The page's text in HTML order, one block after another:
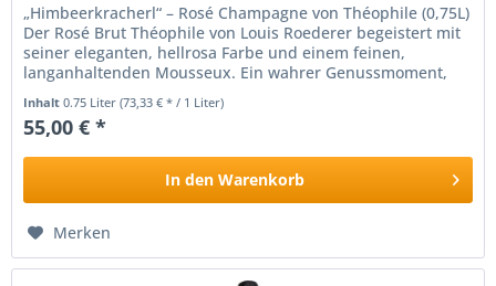
„Himbeerkracherl“ – Rosé Champagne von Théophile (0,75L)
Der Rosé Brut Théophile von Louis Roederer begeistert mit
seiner eleganten, hellrosa Farbe und einem feinen,
langanhaltenden Mousseux. Ein wahrer Genussmoment,
der sich bereits...
Inhalt0.75 Liter(73,33 € * / 1 Liter)
55,00 € *
In den Warenkorb
Merken